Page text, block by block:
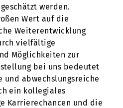
werden.
Wert auf die
Weiterentwicklung
vielfältige
Möglichkeiten zur
bei uns bedeutet
abwechslungsreiche
ein kollegiales
Karrierechancen und die